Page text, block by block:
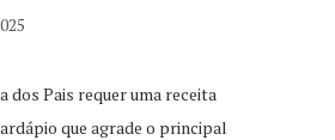
dos Pais requer uma receita
que agrade o principal